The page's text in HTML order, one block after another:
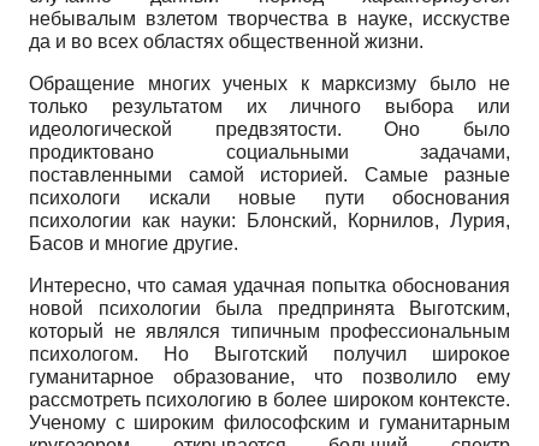
небывалым взлетом творчества в науке, исскустве
да и во всех областях общественной жизни.
Обращение многих ученых к марксизму было не
только результатом их личного выбора или
идеологической предвзятости. Оно было
продиктовано социальными задачами,
поставленными самой историей. Самые разные
психологи искали новые пути обоснования
психологии как науки: Блонский, Кор­нилов, Лурия,
Басов и многие другие.
Интересно, что самая удачная попытка обоснования
новой психологии была предпринята Выгот­ским,
который не являлся типичным профессиональным
психологом. Но Выготский получил широкое
гуманитарное образование, что позволило ему
рассмотреть психологию в более широком контексте.
Ученому с широким философским и гуманитарным